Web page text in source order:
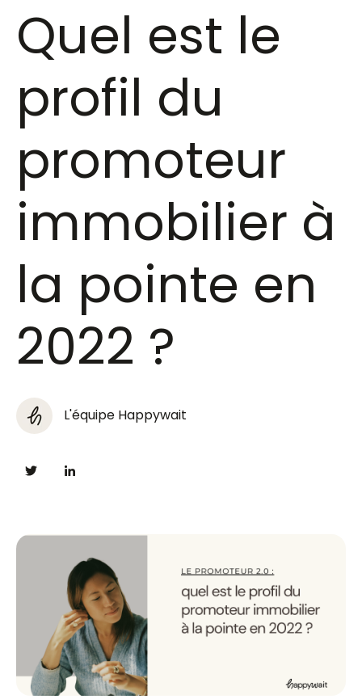
Quel est le
profil du
promoteur
immobilier à
la pointe en
2022 ?
L'équipe Happywait